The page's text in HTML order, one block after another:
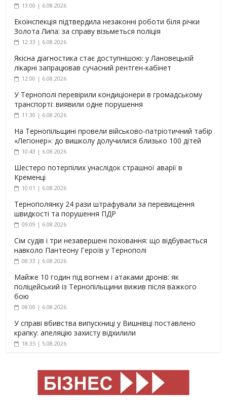
13:00 | 6.08.2026
Екоінспекція підтвердила незаконні роботи біля річки
Золота Липа: за справу візьметься поліція
12:33 | 6.08.2026
Якісна діагностика стає доступнішою: у Лановецькій
лікарні запрацював сучасний рентген-кабінет
12:00 | 6.08.2026
У Тернополі перевірили кондиціонери в громадському
транспорті: виявили одне порушення
11:30 | 6.08.2026
На Тернопільщині провели військово-патріотичний табір
«Легіонер»: до вишколу долучилися близько 100 дітей
10:43 | 6.08.2026
Шестеро потерпілих унаслідок страшної аварії в
Кременці
10:01 | 6.08.2026
Тернополянку 24 рази штрафували за перевищення
швидкості та порушення ПДР
09:09 | 6.08.2026
Сім судів і три незавершені поховання: що відбувається
навколо Пантеону Героїв у Тернополі
08:33 | 6.08.2026
Майже 10 годин під вогнем і атаками дронів: як
поліцейський із Тернопільщини вижив після важкого
бою
08:00 | 6.08.2026
У справі вбивства випускниці у Вишнівці поставлено
крапку: апеляцію захисту відхилили
18:35 | 5.08.2026